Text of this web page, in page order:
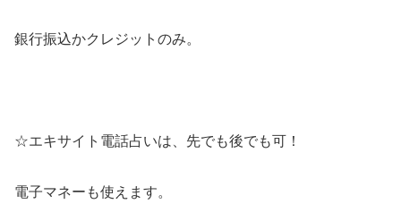
銀行振込かクレジットのみ。
☆エキサイト電話占いは、先でも後でも可！
電子マネーも使えます。